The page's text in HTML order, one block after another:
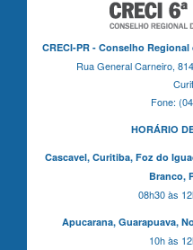
CRECI-PR - Conselho
Rua General Carneiro,
Fone:
HORÁRIO
Cascavel, Curitiba,Foz do
Branco,
08h30 às
Apucarana, Guarapuava,
10h às